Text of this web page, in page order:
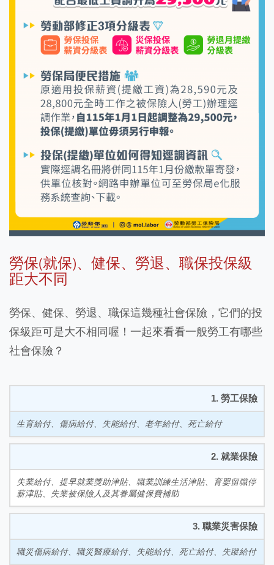
勞保(就保)、健保、勞退、職保投保級
距大不同
勞保、健保、勞退、職保這幾種社會保險，它們的投
保級距可是大不相同喔！一起來看看一般勞工有哪些
社會保險？
1. 勞工保險
生育給付、傷病給付、失能給付、老年給付、死亡給付
2. 就業保險
失業給付、提早就業獎助津貼、職業訓練生活津貼、育嬰留職停
薪津貼、失業被保險人及其眷屬健保費補助
3. 職業災害保險
職災傷病給付、職災醫療給付、失能給付、死亡給付、失蹤給付